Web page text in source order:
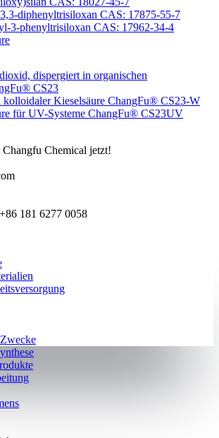
diphenyltrisiloxan CAS: 17875-55-7
3-phenyltrisiloxan CAS: 17962-34-4
dispergiert in organischen
CS23
kolloidaler Kieselsäure ChangFu® CS23-W
für UV-Systeme ChangFu® CS23UV
Chemical jetzt!
181 6277 0058